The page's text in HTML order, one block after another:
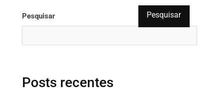
Pesquisar Pesquisar
Posts recentes